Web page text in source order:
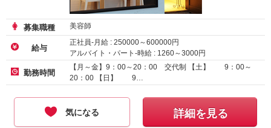
募集職種 美容師
給与
正社員-月給 : 250000～600000円
アルバイト・パート-時給 : 1260～3000円
業務委託
勤務時間
【月～金】9：00～20：00 交代制 【土】 9：00～
20：00 【日】 9…
気になる 詳細を見る